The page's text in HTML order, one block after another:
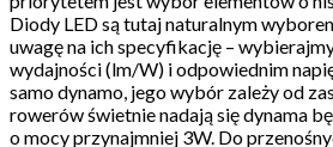
Diody LED są tutaj naturalnym
uwagę na ich specyfikację –
wydajności (lm/W) i odpowiednim
samo dynamo, jego wybór zależy od
rowerów świetnie nadają się dynama
o mocy przynajmniej 3W. Do